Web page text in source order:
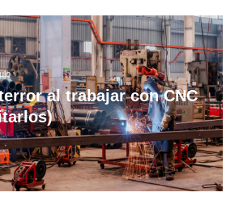
al trabajar con CNC